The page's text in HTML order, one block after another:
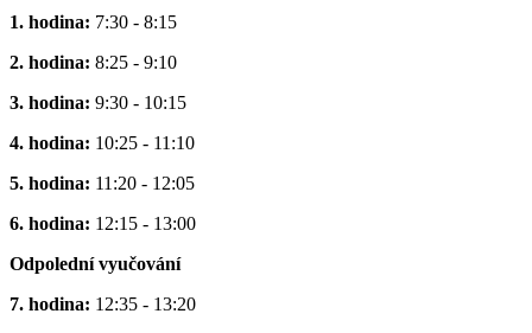
1. hodina: 7:30 - 8:15
2. hodina: 8:25 - 9:10
3. hodina: 9:30 - 10:15
4. hodina: 10:25 - 11:10
5. hodina: 11:20 - 12:05
6. hodina: 12:15 - 13:00
Odpolední vyučování
7. hodina: 12:35 - 13:20